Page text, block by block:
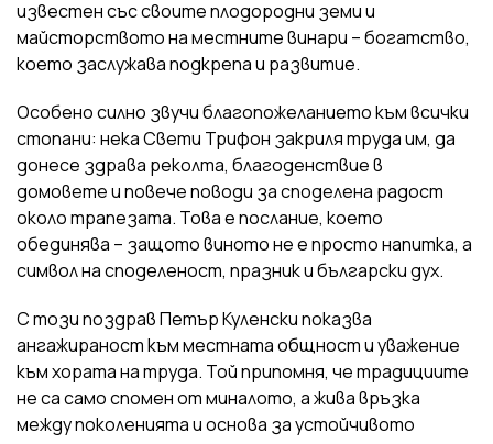
известен със своите плодородни земи и
майсторството на местните винари – богатство,
което заслужава подкрепа и развитие.
Особено силно звучи благопожеланието към всички
стопани: нека Свети Трифон закриля труда им, да
донесе здрава реколта, благоденствие в
домовете и повече поводи за споделена радост
около трапезата. Това е послание, което
обединява – защото виното не е просто напитка, а
символ на споделеност, празник и български дух.
С този поздрав Петър Куленски показва
ангажираност към местната общност и уважение
към хората на труда. Той припомня, че традициите
не са само спомен от миналото, а жива връзка
между поколенията и основа за устойчивото